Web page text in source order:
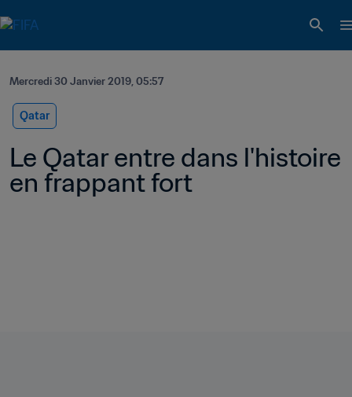
Mercredi 30 Janvier 2019, 05:57
Qatar
Le Qatar entre dans l'histoire
en frappant fort